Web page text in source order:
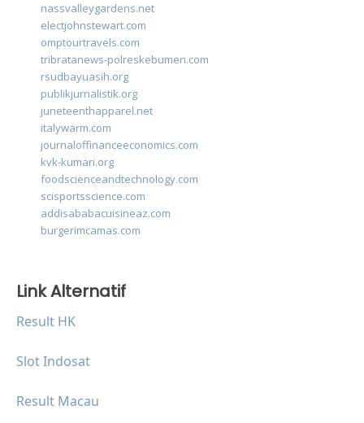
nassvalleygardens.net
electjohnstewart.com
omptourtravels.com
tribratanews-polreskebumen.com
rsudbayuasih.org
publikjurnalistik.org
juneteenthapparel.net
italywarm.com
journaloffinanceeconomics.com
kvk-kumari.org
foodscienceandtechnology.com
scisportsscience.com
addisababacuisineaz.com
burgerimcamas.com
Link Alternatif
Result HK
Slot Indosat
Result Macau